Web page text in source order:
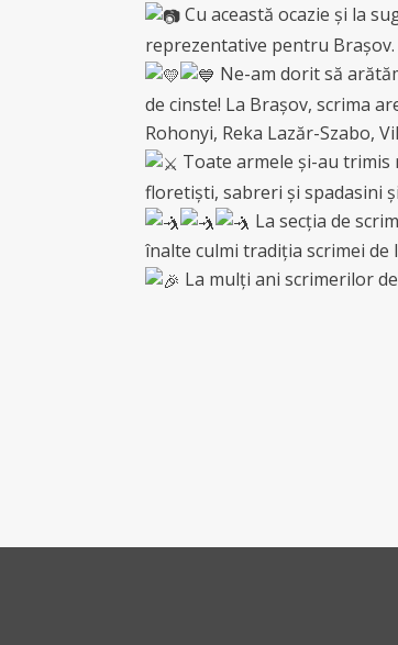
Cu această ocazie și la
reprezentative pentru Brașov.
Ne-am dorit să
de cinste! La Brașov, scrima
Rohonyi, Reka Lazăr-Szabo,
Toate armele și-au
floretiști, sabreri și spadasini
La secția de
înalte culmi tradiția scrimei de
La mulți ani scrimerilor